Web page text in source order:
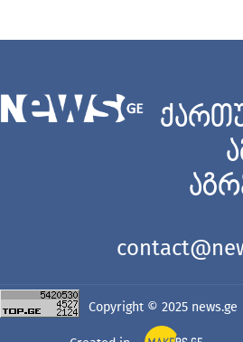
Copyright © 2025 news.ge